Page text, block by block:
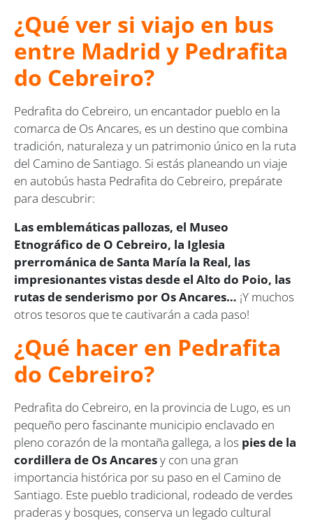
¿Qué ver si viajo en bus
entre Madrid y Pedrafita
do Cebreiro?
Pedrafita do Cebreiro, un encantador pueblo en la
comarca de Os Ancares, es un destino que combina
tradición, naturaleza y un patrimonio único en la ruta
del Camino de Santiago. Si estás planeando un viaje
en autobús hasta Pedrafita do Cebreiro, prepárate
para descubrir:
Las emblemáticas pallozas, el Museo
Etnográfico de O Cebreiro, la Iglesia
prerrománica de Santa María la Real, las
impresionantes vistas desde el Alto do Poio, las
rutas de senderismo por Os Ancares… ¡Y muchos
otros tesoros que te cautivarán a cada paso!
¿Qué hacer en Pedrafita
do Cebreiro?
Pedrafita do Cebreiro, en la provincia de Lugo, es un
pequeño pero fascinante municipio enclavado en
pleno corazón de la montaña gallega, a los pies de la
cordillera de Os Ancaresy con una gran
importancia histórica por su paso en el Camino de
Santiago. Este pueblo tradicional, rodeado de verdes
praderas y bosques, conserva un legado cultural